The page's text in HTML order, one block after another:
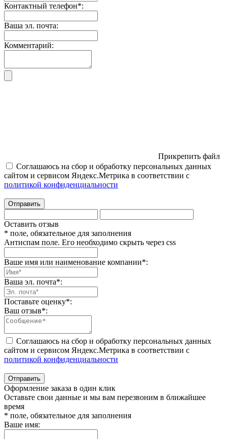
Контактный телефон*:
Ваша эл. почта:
Комментарий:
Прикрепить файл
Соглашаюсь на сбор и обработку персональных данных
сайтом и сервисом Яндекс.Метрика в соответствии с
политикой конфиденциальности
Отправить
Оставить отзыв
* поле, обязательное для заполнения
Антиспам поле. Его необходимо скрыть через css
Ваше имя или наименование компании*:
Ваша эл. почта*:
Поставьте оценку*:
Ваш отзыв*:
Соглашаюсь на сбор и обработку персональных данных
сайтом и сервисом Яндекс.Метрика в соответствии с
политикой конфиденциальности
Отправить
Оформление заказа в один клик
Оставьте свои данные и мы вам перезвоним в ближайшее
время
* поле, обязательное для заполнения
Ваше имя: